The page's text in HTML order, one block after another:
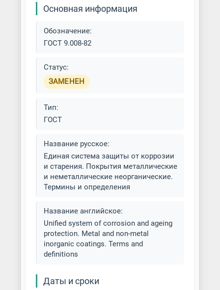
Газодинамическое цинкование
Гальваническое цинкование
Гальванопластика металла
Голубое травление
Горячее цинкование
металлоконструкций
Гуммирование металла
деталей
Дисперсионное твердение стали
Золочение металла
Карбонитрация металла
Оборудование для меднения
Оборудование для нанесения
алмазных покрытий
Оборудование для
никелирования
Оборудование для пассивации
платинирования и родирования
Оборудование для покрытий
олово-висмут
Основная информация
Обозначение:
ГОСТ 9.008-82
Статус:
ЗАМЕНЕН
Тип:
ГОСТ
Название русское:
Единая система защиты от коррозии
и старения. Покрытия металлические
и неметаллические неорганические.
Термины и определения
Название английское:
Unified system of corrosion and ageing
protection. Metal and non-metal
inorganic coatings. Terms and
definitions
Даты и сроки